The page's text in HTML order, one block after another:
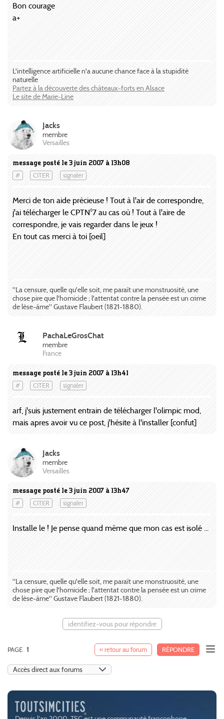
Bon courage
a+
L'intelligence artificielle n'a aucune chance face à la stupidité
naturelle
Partez à la découverte des châteaux-forts en Alsace
Le site de Marie-Line
message posté le 3 juin 2007 à 13h08
# CITER signaler
Jacks
membre
Versailles
Merci de ton aide précieuse ! Tout à l'air de correspondre,
j'ai télécharger le CPTN°7 au cas où ! Tout à l'aire de
correspondre, je vais regarder dans le jeux !
En tout cas merci à toi [oeil]
"La censure, quelle qu'elle soit, me paraît une monstruosité, une
chose pire que l'homicide ; l'attentat contre la pensée est un crime
de lèse-âme" Gustave Flaubert (1821-1880).
message posté le 3 juin 2007 à 13h41
# CITER signaler
PachaLeGrosChat
membre
France
arf, j'suis justement entrain de télécharger l'olimpic mod,
mais apres avoir vu ce post, j'hésite à l'installer [confut]
message posté le 3 juin 2007 à 13h47
# CITER signaler
Jacks
membre
Versailles
Installe le ! Je pense quand même que mon cas est isolé ...
"La censure, quelle qu'elle soit, me paraît une monstruosité, une
chose pire que l'homicide ; l'attentat contre la pensée est un crime
de lèse-âme" Gustave Flaubert (1821-1880).
identifiez-vous pour répondre
« retour au forum RÉPONDRE
PAGE 1